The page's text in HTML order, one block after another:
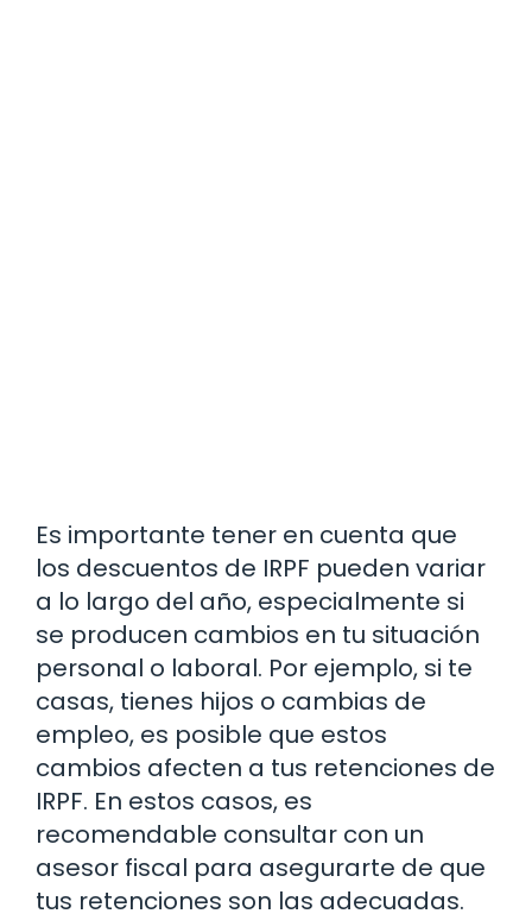
Es importante tener en cuenta que
los descuentos de IRPF pueden variar
a lo largo del año, especialmente si
se producen cambios en tu situación
personal o laboral. Por ejemplo, si te
casas, tienes hijos o cambias de
empleo, es posible que estos
cambios afecten a tus retenciones de
IRPF. En estos casos, es
recomendable consultar con un
asesor fiscal para asegurarte de que
tus retenciones son las adecuadas.